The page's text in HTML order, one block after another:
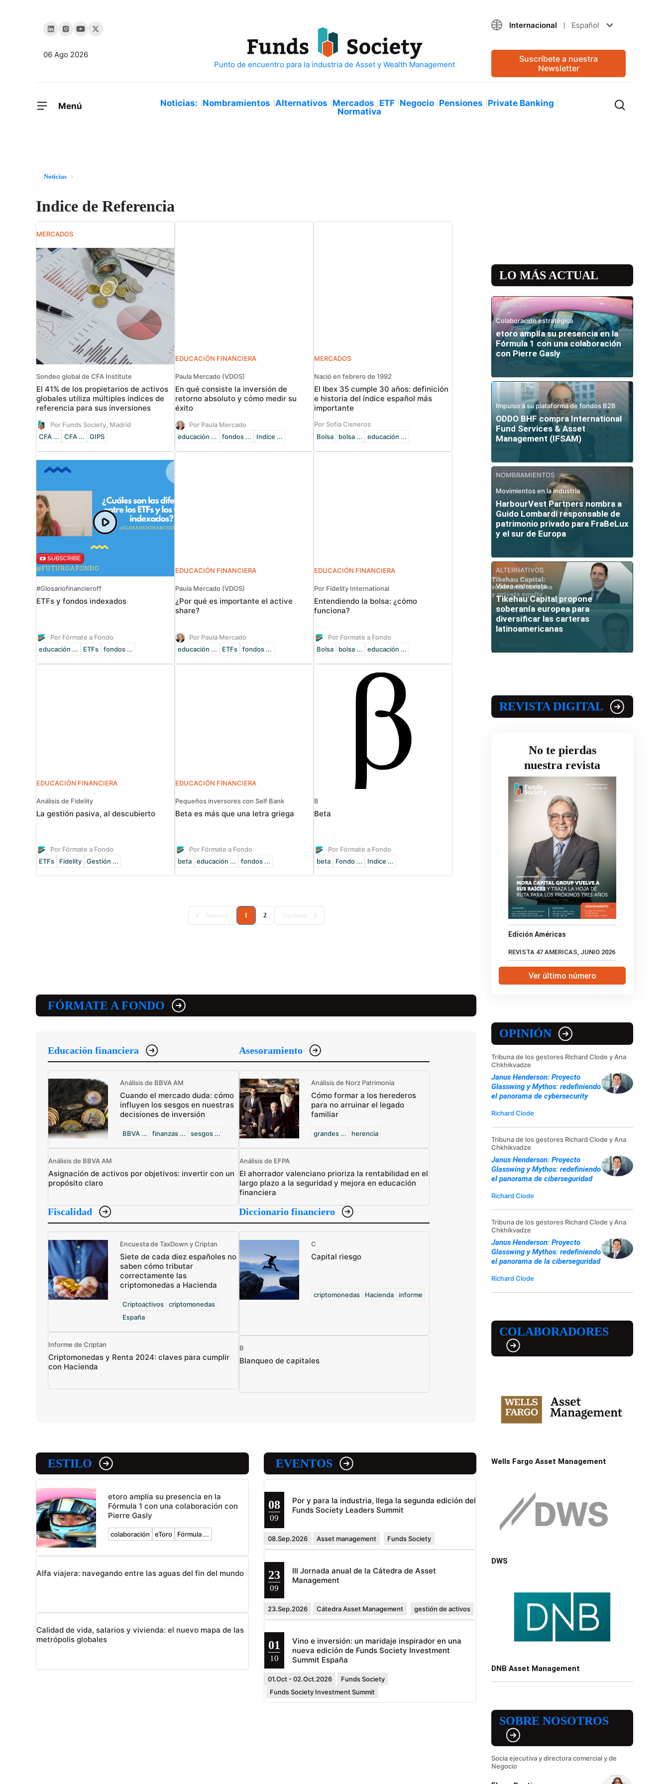
06 Ago 2026
Internacional Español
Suscríbete a nuestra
Newsletter
Menú Noticias: Nombramientos Alternativos Mercados ETF Negocio Pensiones Private Banking
Normativa
Noticias
Indice de Referencia
MERCADOS
Sondeo global de CFA Institute
El 41% de los propietarios de activos
globales utiliza múltiples índices de
referencia para sus inversiones
Por Funds Society, Madrid
CFA ...
CFA ... GIPS
EDUCACIÓN FINANCIERA
Paula Mercado (VDOS)
En qué consiste la inversión de
retorno absoluto y cómo medir su
éxito
Por Paula Mercado
educación ...
fondos ... Indice ...
MERCADOS
Nació en febrero de 1992
El Ibex 35 cumple 30 años: definición
e historia del índice español más
importante
Por Sofia Cisneros
Bolsa
bolsa ... educación ...
#Glosariofinancieroff
ETFs y fondos indexados
Por Fórmate a Fondo
educación ...
ETFs fondos ...
EDUCACIÓN FINANCIERA
Paula Mercado (VDOS)
¿Por qué es importante el active
share?
Por Paula Mercado
educación ...
ETFs fondos ...
EDUCACIÓN FINANCIERA
Por Fidelity International
Entendiendo la bolsa: ¿cómo
funciona?
Por Fórmate a Fondo
Bolsa
bolsa ... educación ...
EDUCACIÓN FINANCIERA
Análisis de Fidelity
La gestión pasiva, al descubierto
Por Fórmate a Fondo
ETFs
Fidelity Gestión ...
EDUCACIÓN FINANCIERA
Pequeños inversores con Self Bank
Beta es más que una letra griega
Por Fórmate a Fondo
beta
educación ... fondos ...
B
Beta
Por Fórmate a Fondo
beta
Fondo ... Indice ...
1 (current)
2
FÓRMATE A FONDO
Educación financiera
Análisis de BBVA AM
Cuando el mercado duda: cómo
influyen los sesgos en nuestras
decisiones de inversión
BBVA ... finanzas ... sesgos ...
Análisis de BBVA AM
Asignación de activos por objetivos: invertir con un
propósito claro
Asesoramiento
Análisis de Norz Patrimonia
Cómo formar a los herederos
para no arruinar el legado
familiar
grandes ... herencia
Análisis de EFPA
El ahorrador valenciano prioriza la rentabilidad en el
largo plazo a la seguridad y mejora en educación
financiera
Fiscalidad
Encuesta de TaxDown y Criptan
Siete de cada diez españoles no
saben cómo tributar
correctamente las
criptomonedas a Hacienda
Criptoactivos
criptomonedas
España
Informe de Criptan
Criptomonedas y Renta 2024: claves para cumplir
con Hacienda
Diccionario financiero
C
Capital riesgo
criptomonedas Hacienda informe
B
Blanqueo de capitales
ESTILO
etoro amplía su presencia en la
Fórmula 1 con una colaboración con
Pierre Gasly
colaboración eToro Fórmula ...
Alfa viajera: navegando entre las aguas del fin del mundo
Calidad de vida, salarios y vivienda: el nuevo mapa de las
metrópolis globales
EVENTOS
08
09
Por y para la industria, llega la segunda edición del
Funds Society Leaders Summit
08.Sep.2026 Asset management Funds Society
23
09
III Jornada anual de la Cátedra de Asset
Management
23.Sep.2026 Cátedra Asset Management gestión de activos
01
10
Vino e inversión: un maridaje inspirador en una
nueva edición de Funds Society Investment
Summit España
01.Oct - 02.Oct.2026
Funds Society
Funds Society Investment Summit
LO MÁS ACTUAL
NEGOCIO
Colaboración estratégica
etoro amplía su presencia en la
Fórmula 1 con una colaboración
con Pierre Gasly
NEGOCIO
Impulso a su plataforma de fondos B2B
ODDO BHF compra International
Fund Services & Asset
Management (IFSAM)
NOMBRAMIENTOS
Movimientos en la industria
HarbourVest Partners nombra a
Guido Lombardi responsable de
patrimonio privado para FraBeLux
y el sur de Europa
ALTERNATIVOS
Vídeo entrevista
Tikehau Capital propone
soberanía europea para
diversificar las carteras
latinoamericanas
REVISTA DIGITAL
No te pierdas
nuestra revista
Edición Américas
REVISTA 47 AMERICAS, JUNIO 2026
Ver último número
OPINIÓN
Tribuna de los gestores Richard Clode y Ana
Chkhikvadze
Janus Henderson: Proyecto
Glasswing y Mythos: redefiniendo
el panorama de cybersecurity
Richard Clode
Tribuna de los gestores Richard Clode y Ana
Chkhikvadze
Janus Henderson: Proyecto
Glasswing y Mythos: redefiniendo
el panorama de ciberseguridad
Richard Clode
Tribuna de los gestores Richard Clode y Ana
Chkhikvadze
Janus Henderson: Proyecto
Glasswing y Mythos: redefiniendo
el panorama de la ciberseguridad
Richard Clode
COLABORADORES
Wells Fargo Asset Management
DWS
DNB Asset Management
SOBRE NOSOTROS
Socia ejecutiva y directora comercial y de
Negocio